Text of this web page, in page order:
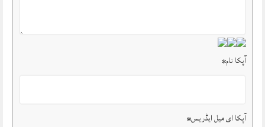
آپکا نام*
آپکا ای میل ایڈریس*